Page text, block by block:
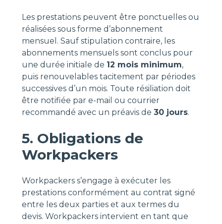
Les prestations peuvent être ponctuelles ou
réalisées sous forme d’abonnement
mensuel. Sauf stipulation contraire, les
abonnements mensuels sont conclus pour
une durée initiale de 12 mois minimum,
puis renouvelables tacitement par périodes
successives d’un mois. Toute résiliation doit
être notifiée par e-mail ou courrier
recommandé avec un préavis de 30 jours.
5. Obligations de
Workpackers
Workpackers s’engage à exécuter les
prestations conformément au contrat signé
entre les deux parties et aux termes du
devis. Workpackers intervient en tant que